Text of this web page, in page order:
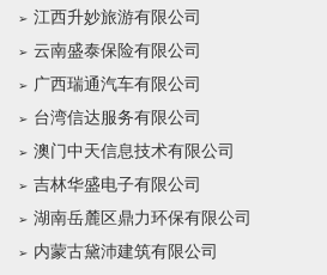
江西升妙旅游有限公司
云南盛泰保险有限公司
广西瑞通汽车有限公司
台湾信达服务有限公司
澳门中天信息技术有限公司
吉林华盛电子有限公司
湖南岳麓区鼎力环保有限公司
内蒙古黛沛建筑有限公司